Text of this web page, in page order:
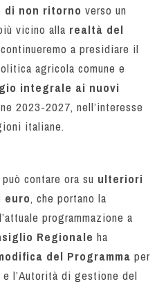
di non ritorno verso un
vicino alla realtà del
a presidiare il
agricola comune e
integrale ai nuovi
2023-2027, nell’interesse
italiane.
può contare ora su ulteriori
euro, che portano la
programmazione a
Regionale ha
del Programma per
l’Autorità di gestione del